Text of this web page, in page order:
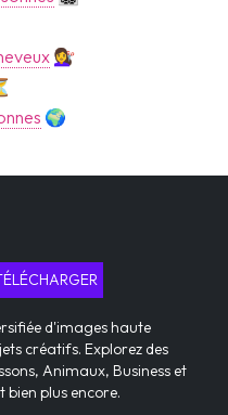
💇‍♀️
🌍
d'images haute
créatifs. Explorez des
Animaux, Business et
bien plus encore.